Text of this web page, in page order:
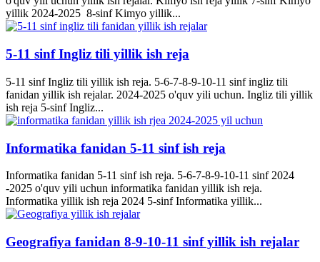
yillik 2024-2025 8-sinf Kimyo yillik...
5-11 sinf Ingliz tili yillik ish reja
5-11 sinf Ingliz tili yillik ish reja. 5-6-7-8-9-10-11 sinf ingliz tili
fanidan yillik ish rejalar. 2024-2025 o'quv yili uchun. Ingliz tili yillik
ish reja 5-sinf Ingliz...
Informatika fanidan 5-11 sinf ish reja
Informatika fanidan 5-11 sinf ish reja. 5-6-7-8-9-10-11 sinf 2024
-2025 o'quv yili uchun informatika fanidan yillik ish reja.
Informatika yillik ish reja 2024 5-sinf Informatika yillik...
Geografiya fanidan 8-9-10-11 sinf yillik ish rejalar